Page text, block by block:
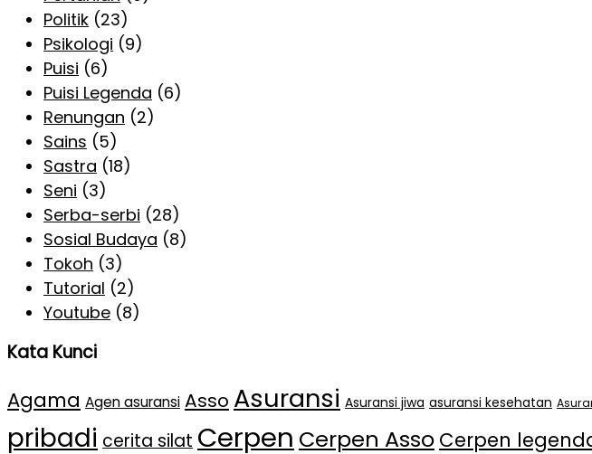
Politik (23)
Psikologi (9)
Puisi (6)
Puisi Legenda (6)
Renungan (2)
Sains (5)
Sastra (18)
Seni (3)
Serba-serbi (28)
Sosial Budaya (8)
Tokoh (3)
Tutorial (2)
Youtube (8)
Kata Kunci
Agama Agen asuransi Asso Asuransi Asuransi jiwa asuransi kesehatan
pribadi cerita silat Cerpen Cerpen Asso Cerpen